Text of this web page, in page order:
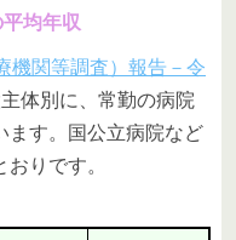
均年収
機関等調査）報告－令
体別に、常勤の病院
ます。国公立病院など
りです。